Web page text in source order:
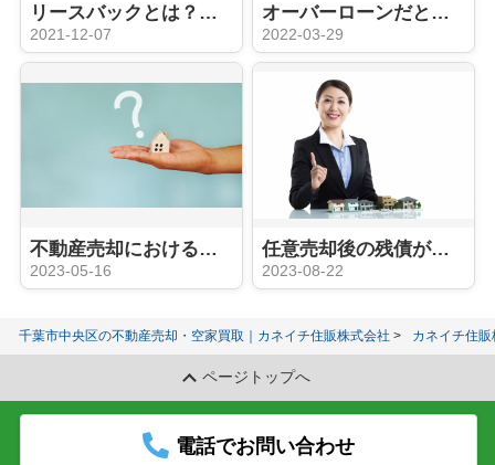
リースバックとは？不動産売却におけるメリット・デメリットをご紹介
2021-12-07
オーバーローンだと不動産売却できない？オーバーローンや調べ方について解説
2022-03-29
不動産売却における競売とは何か？デメリットや流れをご紹介
2023-05-16
任意売却後の残債が払えない場合どうなる？対処法もご紹介
2023-08-22
千葉市中央区の不動産売却・空家買取｜カネイチ住販株式会社 カネイチ住
ページトップへ
電話でお問い合わせ